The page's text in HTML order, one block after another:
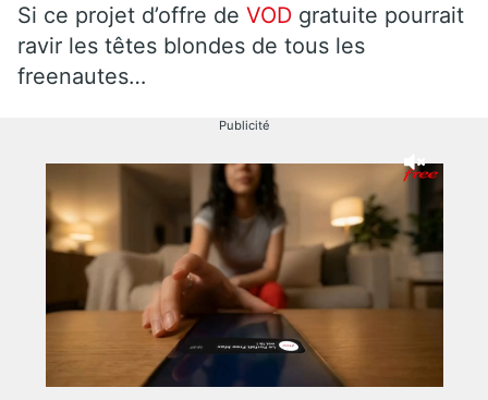
Si ce projet d’offre de VOD gratuite pourrait
ravir les têtes blondes de tous les
freenautes…
Publicité